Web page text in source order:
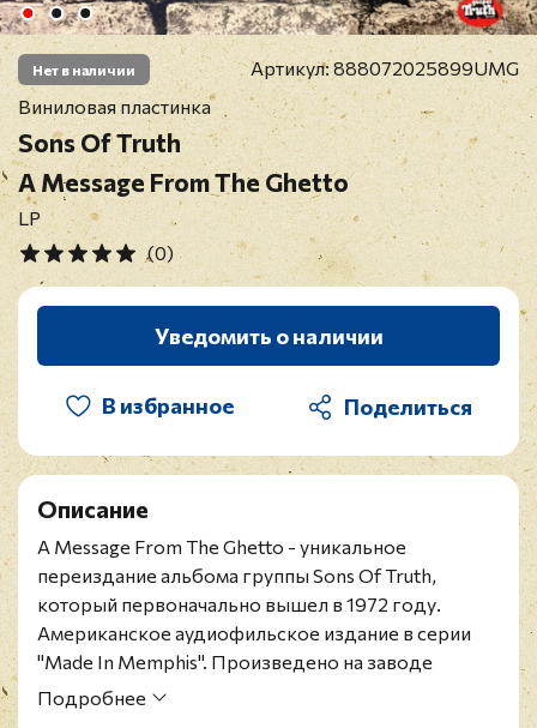
Нет в наличии Артикул:888072025899UMG
Виниловая пластинка
Sons Of Truth
A Message From The Ghetto
LP
(0)
Уведомить о наличии
В избранное
Описание
A Message From The Ghetto - уникальное
переиздание альбома группы Sons Of Truth,
который первоначально вышел в 1972 году.
Американское аудиофильское издание в серии
"Made In Memphis". Произведено на заводе
компании Memphis Record Pressings.
Подробнее